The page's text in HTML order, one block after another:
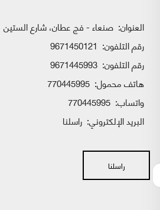
العنوان: صنعاء - فج عطان، شارع الستين
رقم التلفون: 9671450121
رقم التلفون: 9671445993
هاتف محمول: 770445995
واتساب:
البريد الإلكتروني: راسلنا
راسلنا